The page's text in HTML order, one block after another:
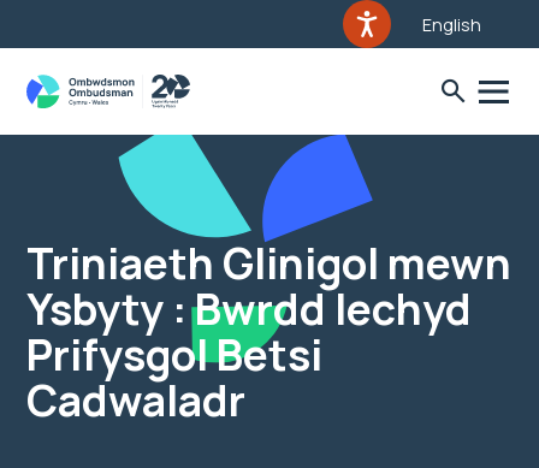
English
Triniaeth Glinigol mewn
Ysbyty : Bwrdd Iechyd
Prifysgol Betsi
Cadwaladr